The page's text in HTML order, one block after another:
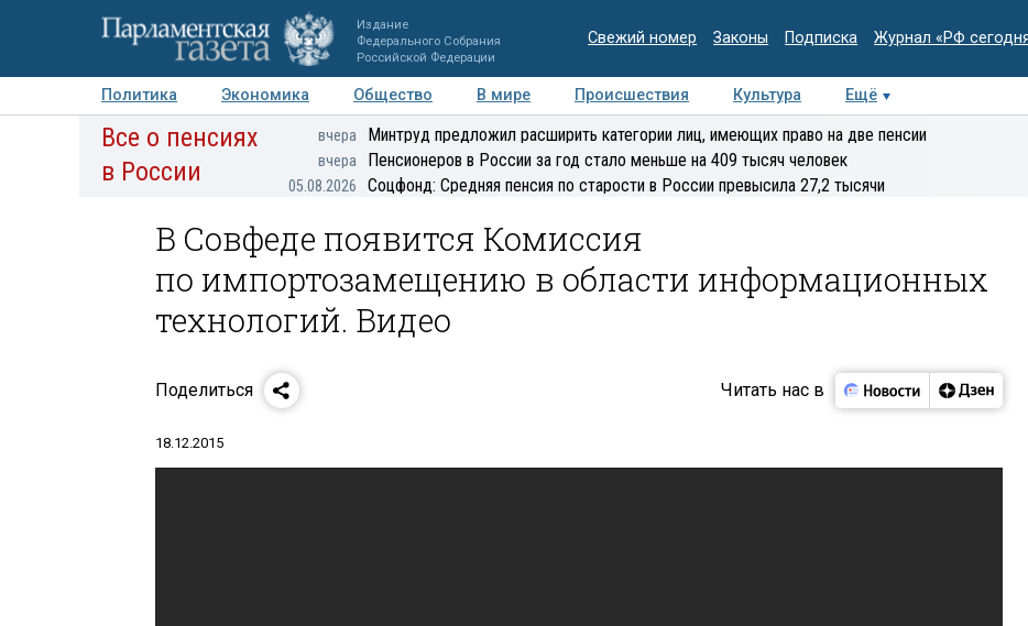
Издание
Федерального Собрания
Российской Федерации
Свежий номер Законы Подписка Журнал «РФ
Политика Экономика Общество В мире Происшествия Культура Ещё
Авторы Персоны Мнения Регионы Медиацентр Интервью Колумнисты
Деловая
Все о пенсиях
в России
вчера Минтруд предложил расширить категории лиц, имеющих право на две пенсии
вчера Пенсионеров в России за год стало меньше на 409 тысяч человек
05.08.2026 Соцфонд: Средняя пенсия по старости в России превысила 27,2 тысячи
В Совфеде появится Комиссия
по импортозамещению в области информационных
технологий. Видео
Поделиться Читать нас в
18.12.2015